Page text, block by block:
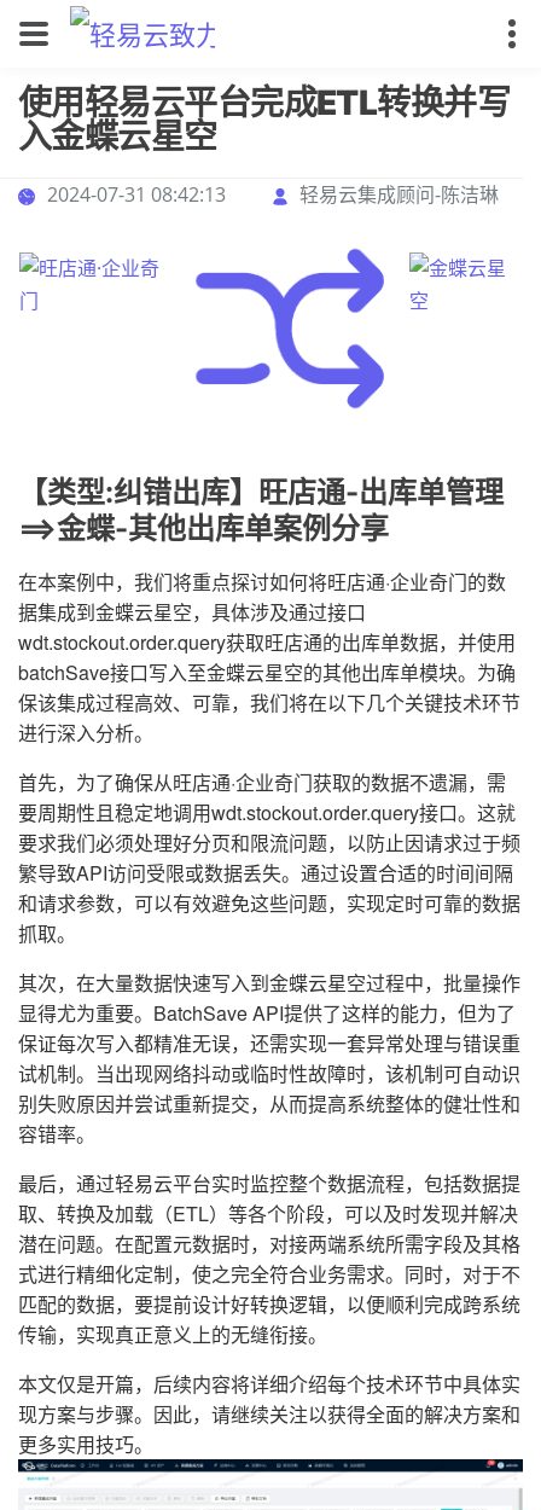
使用轻易云平台完成ETL转换并写
入金蝶云星空
2024-07-31 08:42:13 轻易云集成顾问-陈洁琳
【类型:纠错出库】旺店通-出库单管理
==>金蝶-其他出库单案例分享
在本案例中，我们将重点探讨如何将旺店通·企业奇门的数
据集成到金蝶云星空，具体涉及通过接口
wdt.stockout.order.query获取旺店通的出库单数据，并使用
batchSave接口写入至金蝶云星空的其他出库单模块。为确
保该集成过程高效、可靠，我们将在以下几个关键技术环节
进行深入分析。
首先，为了确保从旺店通·企业奇门获取的数据不遗漏，需
要周期性且稳定地调用wdt.stockout.order.query接口。这就
要求我们必须处理好分页和限流问题，以防止因请求过于频
繁导致API访问受限或数据丢失。通过设置合适的时间间隔
和请求参数，可以有效避免这些问题，实现定时可靠的数据
抓取。
其次，在大量数据快速写入到金蝶云星空过程中，批量操作
显得尤为重要。BatchSave API提供了这样的能力，但为了
保证每次写入都精准无误，还需实现一套异常处理与错误重
试机制。当出现网络抖动或临时性故障时，该机制可自动识
别失败原因并尝试重新提交，从而提高系统整体的健壮性和
容错率。
最后，通过轻易云平台实时监控整个数据流程，包括数据提
取、转换及加载（ETL）等各个阶段，可以及时发现并解决
潜在问题。在配置元数据时，对接两端系统所需字段及其格
式进行精细化定制，使之完全符合业务需求。同时，对于不
匹配的数据，要提前设计好转换逻辑，以便顺利完成跨系统
传输，实现真正意义上的无缝衔接。
本文仅是开篇，后续内容将详细介绍每个技术环节中具体实
现方案与步骤。因此，请继续关注以获得全面的解决方案和
更多实用技巧。